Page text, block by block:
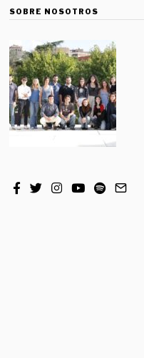
SOBRE NOSOTROS